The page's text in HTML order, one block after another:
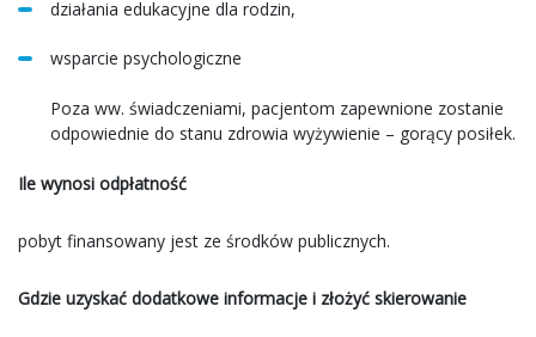
działania edukacyjne dla rodzin,
wsparcie psychologiczne
Poza ww. świadczeniami, pacjentom zapewnione zostanie
odpowiednie do stanu zdrowia wyżywienie – gorący posiłek.
Ile wynosi odpłatność
pobyt finansowany jest ze środków publicznych.
Gdzie uzyskać dodatkowe informacje i złożyć skierowanie